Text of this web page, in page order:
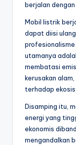
berjalan
Mobil listrik
dapat diisi
profesionalisme
utamanya
membatasi
kerusakan
terhadap
Disamping itu,
energi yang
ekonomis
mengandalkan